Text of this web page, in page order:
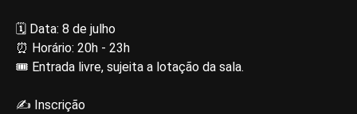
🗓️ Data: 8 de julho
⏰ Horário: 20h - 23h
🎟️ Entrada livre, sujeita a lotação da sala.
✍️ Inscrição